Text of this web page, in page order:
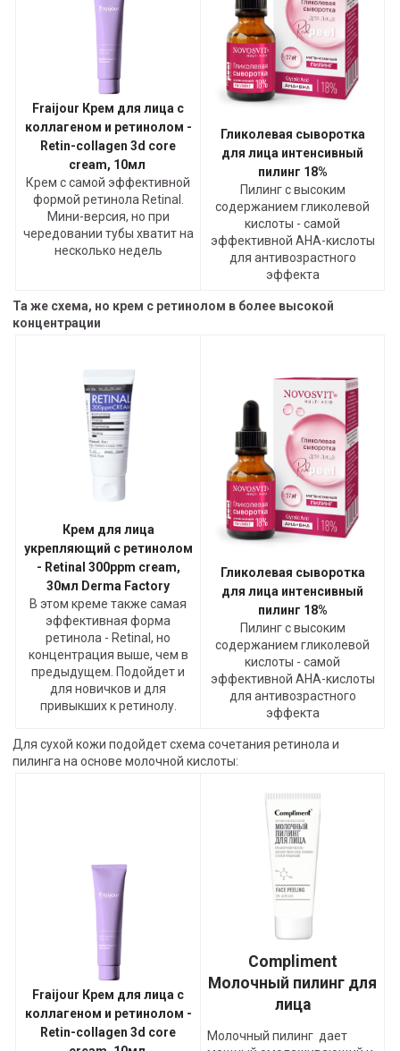
Fraijour Крем для лица с
коллагеном и ретинолом -
Retin-collagen 3d core
cream, 10мл
Крем с самой эффективной
формой ретинола Retinal.
Мини-версия, но при
чередовании тубы хватит на
несколько недель
Гликолевая сыворотка
для лица интенсивный
пилинг 18%
Пилинг с высоким
содержанием гликолевой
кислоты - самой
эффективной АНА-кислоты
для антивозрастного
эффекта
Та же схема, но крем с ретинолом в более высокой
концентрации
Крем для лица
укрепляющий с ретинолом
- Retinal 300ppm cream,
30мл Derma Factory
В этом креме также самая
эффективная форма
ретинола - Retinal, но
концентрация выше, чем в
предыдущем. Подойдет и
для новичков и для
привыкших к ретинолу.
Гликолевая сыворотка
для лица интенсивный
пилинг 18%
Пилинг с высоким
содержанием гликолевой
кислоты - самой
эффективной АНА-кислоты
для антивозрастного
эффекта
Для сухой кожи подойдет схема сочетания ретинола и
пилинга на основе молочной кислоты:
Fraijour Крем для лица с
коллагеном и ретинолом -
Retin-collagen 3d core
Compliment
Молочный пилинг для
лица
Молочный пилинг дает